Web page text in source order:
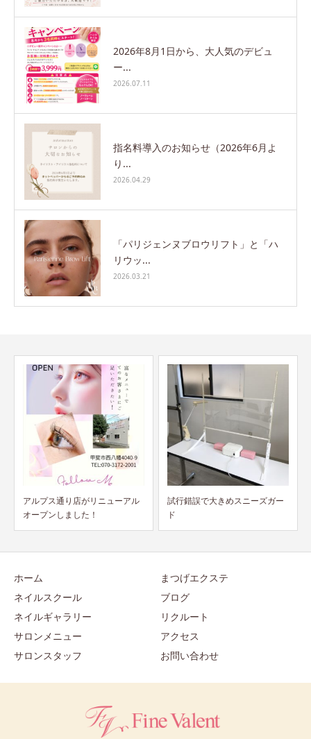
2026年8月1日から、大人気のデビュ
ー...
2026.07.11
指名料導入のお知らせ（2026年6月よ
り...
2026.04.29
「パリジェンヌブロウリフト」と「ハ
リウッ...
2026.03.21
試行錯誤で大きめスニーズガー
ド
奇跡のハンドトリートメント始
動！！
ホーム
ネイルスクール
ネイルギャラリー
サロンメニュー
サロンスタッフ
まつげエクステ
ブログ
リクルート
アクセス
お問い合わせ